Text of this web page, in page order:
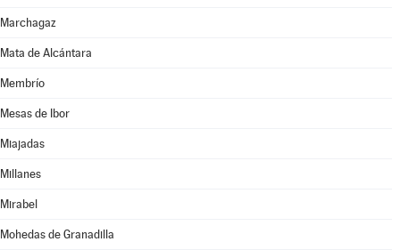
Marchagaz
Mata de Alcántara
Membrío
Mesas de Ibor
Miajadas
Millanes
Mirabel
Mohedas de Granadilla